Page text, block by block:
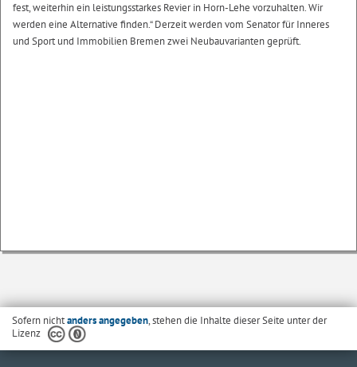
fest, weiterhin ein leistungsstarkes Revier in Horn-Lehe vorzuhalten. Wir
werden eine Alternative finden.“ Derzeit werden vom Senator für Inneres
und Sport und Immobilien Bremen zwei Neubauvarianten geprüft.
Sofern nichtanders angegeben, stehen die Inhalte dieser Seite unter der
Lizenz